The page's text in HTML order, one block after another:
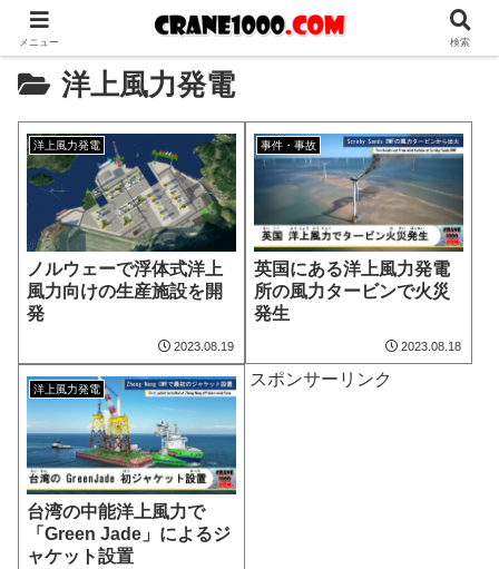
洋上風力発電
洋上風力発電
ノルウェーで浮体式洋上
風力向けの生産施設を開
発
2023.08.19
事件・事故
英国にある洋上風力発電
所の風力タービンで火災
発生
2023.08.18
洋上風力発電
台湾の中能洋上風力で
「Green Jade」によるジ
ャケット設置
スポンサーリンク
メニュー 検索